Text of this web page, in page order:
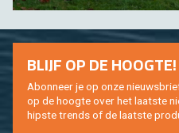
BLIJF OP DE HOOG­TE!
Abon­neer je op onze
op de hoog­te over het laat­ste
hip­s­te trends of de laat­ste